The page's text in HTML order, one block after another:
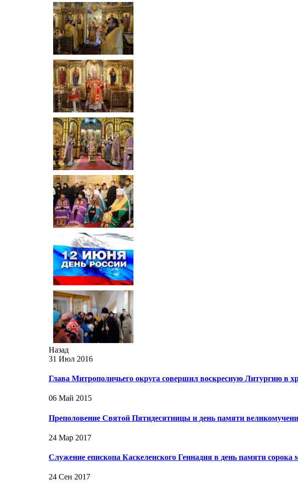
Назад
31 Июл 2016
Глава Митрополичьего округа совершил воскресную Литургию в
06 Май 2015
Преполовение Святой Пятидесятницы и день памяти
24 Мар 2017
Служение епископа Каскеленского Геннадия в день памяти сорока
24 Сен 2017